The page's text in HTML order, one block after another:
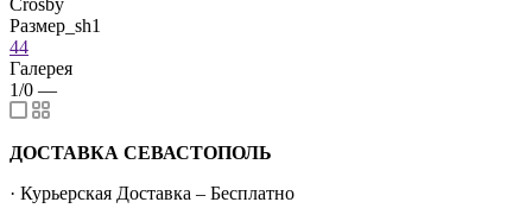
Размер_sh1
44
Галерея
1/0 —
ДОСТАВКА СЕВАСТОПОЛЬ
· Курьерская Доставка – Бесплатно